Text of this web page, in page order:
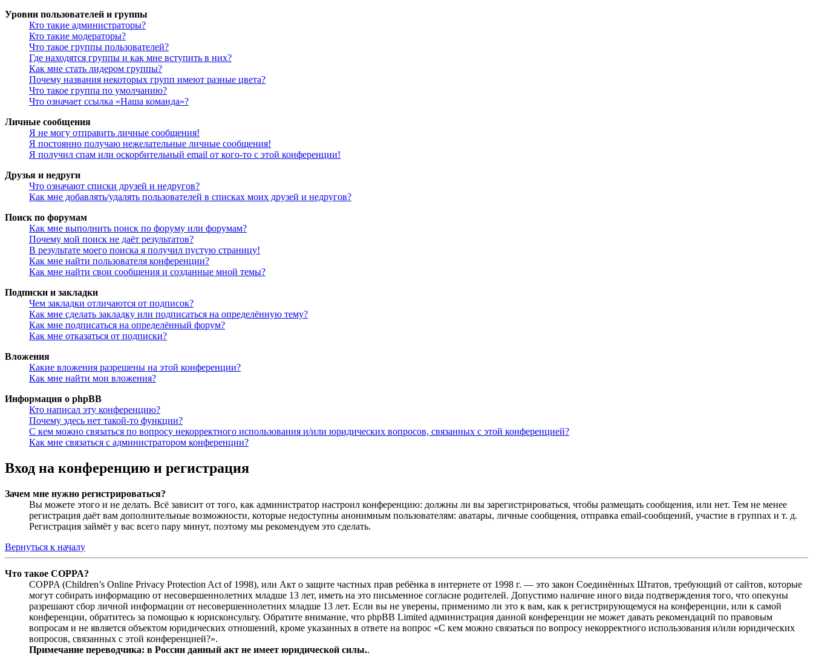
Уровни пользователей и группы
Кто такие администраторы?
Кто такие модераторы?
Что такое группы пользователей?
Где находятся группы и как мне вступить в них?
Как мне стать лидером группы?
Почему названия некоторых групп имеют разные цвета?
Что такое группа по умолчанию?
Что означает ссылка «Наша команда»?
Личные сообщения
Я не могу отправить личные сообщения!
Я постоянно получаю нежелательные личные сообщения!
Я получил спам или оскорбительный email от кого-то с этой конференции!
Друзья и недруги
Что означают списки друзей и недругов?
Как мне добавлять/удалять пользователей в списках моих друзей и недругов?
Поиск по форумам
Как мне выполнить поиск по форуму или форумам?
Почему мой поиск не даёт результатов?
В результате моего поиска я получил пустую страницу!
Как мне найти пользователя конференции?
Как мне найти свои сообщения и созданные мной темы?
Подписки и закладки
Чем закладки отличаются от подписок?
Как мне сделать закладку или подписаться на определённую тему?
Как мне подписаться на определённый форум?
Как мне отказаться от подписки?
Вложения
Какие вложения разрешены на этой конференции?
Как мне найти мои вложения?
Информация о phpBB
Кто написал эту конференцию?
Почему здесь нет такой-то функции?
С кем можно связаться по вопросу некорректного использования и/или юридических вопросов, связанных с этой конференцией?
Как мне связаться с администратором конференции?
Вход на конференцию и регистрация
Зачем мне нужно регистрироваться?
Вы можете этого и не делать. Всё зависит от того, как администратор настроил конференцию: должны ли вы зарегистрироваться, чтобы размещать сообщения, или нет. Тем не менее
регистрация даёт вам дополнительные возможности, которые недоступны анонимным пользователям: аватары, личные сообщения, отправка email-сообщений, участие в группах и т. д.
Регистрация займёт у вас всего пару минут, поэтому мы рекомендуем это сделать.
Вернуться к началу
Что такое COPPA?
COPPA (Children’s Online Privacy Protection Act of 1998), или Акт о защите частных прав ребёнка в интернете от 1998 г. — это закон Соединённых Штатов, требующий от сайтов, которые
могут собирать информацию от несовершеннолетних младше 13 лет, иметь на это письменное согласие родителей. Допустимо наличие иного вида подтверждения того, что опекуны
разрешают сбор личной информации от несовершеннолетних младше 13 лет. Если вы не уверены, применимо ли это к вам, как к регистрирующемуся на конференции, или к самой
конференции, обратитесь за помощью к юрисконсульту. Обратите внимание, что phpBB Limited администрация данной конференции не может давать рекомендаций по правовым
вопросам и не является объектом юридических отношений, кроме указанных в ответе на вопрос «С кем можно связаться по вопросу некорректного использования и/или юридических
вопросов, связанных с этой конференцией?».
Примечание переводчика: в России данный акт не имеет юридической силы..